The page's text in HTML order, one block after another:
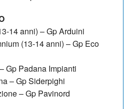
14 anni) – Gp Arduini
(13-14 anni) – Gp Eco
Gp Padana Impianti
– Gp Siderpighi
– Gp Pavinord